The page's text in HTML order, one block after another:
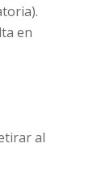
en
al